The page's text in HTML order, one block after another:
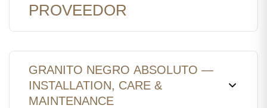
PROVEEDOR
GRANITO NEGRO ABSOLUTO —
INSTALLATION, CARE &
MAINTENANCE